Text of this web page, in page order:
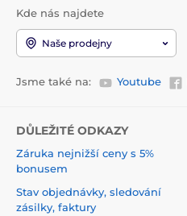
Kde nás najdete
Naše prodejny
Jsme také na: Youtube
DŮLEŽITÉ ODKAZY
Záruka nejnižší ceny s 5%
bonusem
Stav objednávky, sledování
zásilky, faktury